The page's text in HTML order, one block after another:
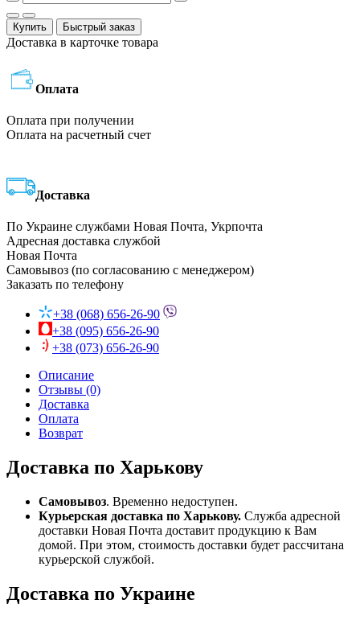
Купить Быстрый заказ
Доставка в карточке товара
Оплата
Оплата при получении
Оплата на расчетный счет
Доставка
По Украине службами Новая Почта, Укрпочта
Адресная доставка службой
Новая Почта
Самовывоз (по согласованию с менеджером)
Заказать по телефону
+38 (068) 656-26-90
+38 (095) 656-26-90
+38 (073) 656-26-90
Описание
Отзывы (0)
Доставка
Оплата
Возврат
Доставка по Харькову
Самовывоз. Временно недоступен.
Курьерская доставка по Харькову. Служба адресной
доставки Новая Почта доставит продукцию к Вам
домой. При этом, стоимость доставки будет рассчитана
курьерской службой.
Доставка по Украине